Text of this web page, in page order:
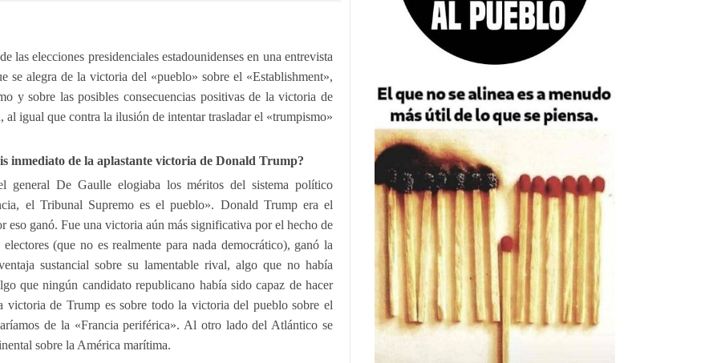
las elecciones presidenciales estadounidenses en una entrevista
se alegra de la victoria del «pueblo» sobre el «Establishment»,
y sobre las posibles consecuencias positivas de la victoria de
igual que contra la ilusión de intentar trasladar el «trumpismo»
inmediato de la aplastante victoria de Donald Trump?
general De Gaulle elogiaba los méritos del sistema político
el Tribunal Supremo es el pueblo». Donald Trump era el
eso ganó. Fue una victoria aún más significativa por el hecho de
(que no es realmente para nada democrático), ganó la
sustancial sobre su lamentable rival, algo que no había
que ningún candidato republicano había sido capaz de hacer
de Trump es sobre todo la victoria del pueblo sobre el
de la «Francia periférica». Al otro lado del Atlántico se
sobre la América marítima.